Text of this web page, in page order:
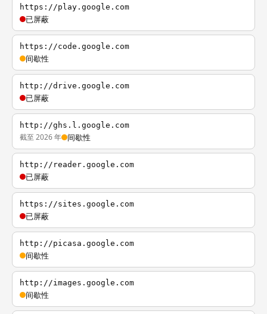
https://play.google.com
已屏蔽
https://code.google.com
间歇性
http://drive.google.com
已屏蔽
http://ghs.l.google.com
截至 2026 年 间歇性
http://reader.google.com
已屏蔽
https://sites.google.com
已屏蔽
http://picasa.google.com
间歇性
http://images.google.com
间歇性